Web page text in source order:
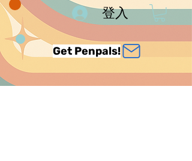
登入
Get Penpals!